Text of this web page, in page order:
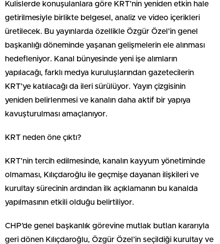
Kulislerde konuşulanlara göre KRT’nin yeniden etkin hale
getirilmesiyle birlikte belgesel, analiz ve video içerikleri
üretilecek. Bu yayınlarda özellikle Özgür Özel’in genel
başkanlığı döneminde yaşanan gelişmelerin ele alınması
hedefleniyor. Kanal bünyesinde yeni işe alımların
yapılacağı, farklı medya kuruluşlarından gazetecilerin
KRT’ye katılacağı da ileri sürülüyor. Yayın çizgisinin
yeniden belirlenmesi ve kanalın daha aktif bir yapıya
kavuşturulması amaçlanıyor.
KRT neden öne çıktı?
KRT’nin tercih edilmesinde, kanalın kayyum yönetiminde
olmaması, Kılıçdaroğlu ile geçmişe dayanan ilişkileri ve
kurultay sürecinin ardından ilk açıklamanın bu kanalda
yapılmasının etkili olduğu belirtiliyor.
CHP’de genel başkanlık görevine mutlak butlan kararıyla
geri dönen Kılıçdaroğlu, Özgür Özel’in seçildiği kurultay ve